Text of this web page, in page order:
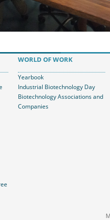
WORLD OF WORK
Yearbook
Industrial Biotechnology Day
Biotechnology Associations and
Companies